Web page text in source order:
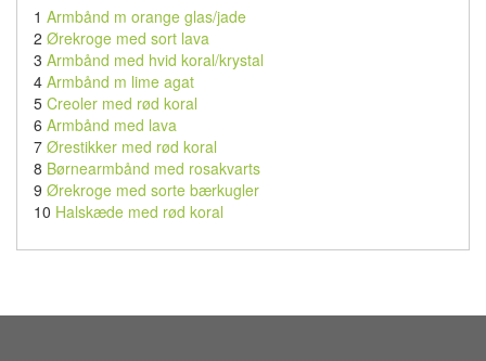
1 Armbånd m orange glas/jade
2 Ørekroge med sort lava
3 Armbånd med hvid koral/krystal
4 Armbånd m lime agat
5 Creoler med rød koral
6 Armbånd med lava
7 Ørestikker med rød koral
8 Børnearmbånd med rosakvarts
9 Ørekroge med sorte bærkugler
10 Halskæde med rød koral